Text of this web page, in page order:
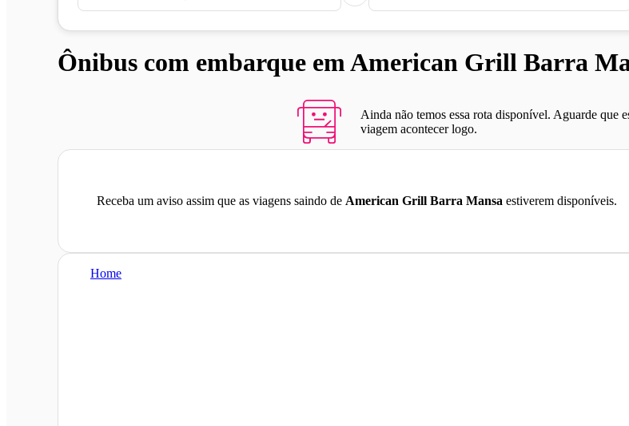
Ônibus com embarque em American Grill Barra
Ainda não temos essa rota disponível. Aguarde que
viagem acontecer logo.
Receba um aviso assim que as viagens saindo de American Grill Barra Mansa estiverem disponíveis.
Home